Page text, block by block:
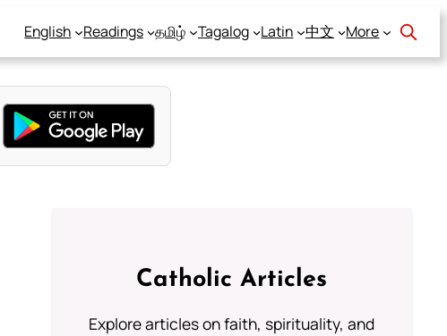
English Readings தமிழ் Tagalog Latin 中文 More
Catholic Articles
Explore articles on faith, spirituality, and